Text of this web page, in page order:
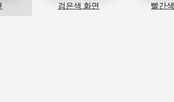
검은색 화면 빨간